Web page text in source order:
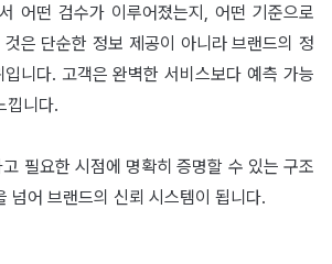
어떤 검수가 이루어졌는지, 어떤 기준으로
은 단순한 정보 제공이 아니라 브랜드의 정
니다. 고객은 완벽한 서비스보다 예측 가능
낍니다.
필요한 시점에 명확히 증명할 수 있는 구조
넘어 브랜드의 신뢰 시스템이 됩니다.